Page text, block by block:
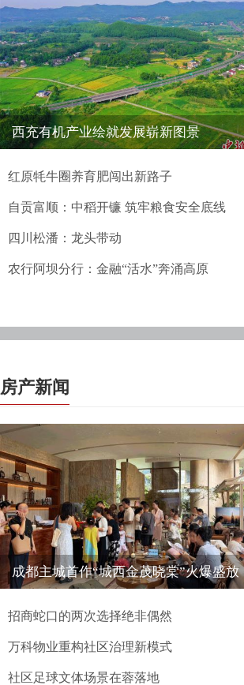
西充有机产业绘就发展崭新图景
红原牦牛圈养育肥闯出新路子
自贡富顺：中稻开镰 筑牢粮食安全底线
四川松潘：龙头带动
农行阿坝分行：金融“活水”奔涌高原
房产新闻
成都主城首作“城西金茂晓棠”火爆盛放
招商蛇口的两次选择绝非偶然
万科物业重构社区治理新模式
社区足球文体场景在蓉落地